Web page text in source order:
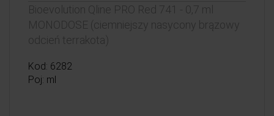
Bioevolution Qline PRO Red 741 - 0,7 ml
MONODOSE (ciemniejszy nasycony brązowy
odcień terrakota)
Kod: 6282
Poj: ml